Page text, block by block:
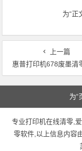
为“正
上一篇
惠普打印机678废墨清零(如何清零惠普打印机678废墨，教
文章导航
为“
专业打印机在线清零,
零软件,以上信息内容